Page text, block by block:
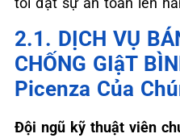
2.1. DỊCH VỤ
CHỐNG GIậT
Picenza Của
Đội ngũ kỹ thuật viên